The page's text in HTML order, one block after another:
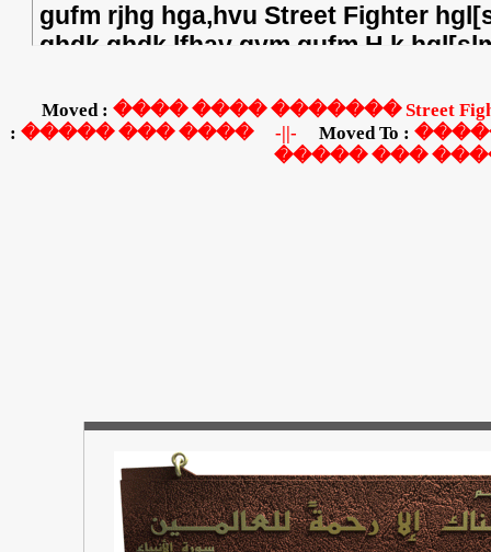
gufm rjhg hga,hvu Street Fighter
ghdk ghdk lfhav gym gufm H,k
Moved : ���� ���� ������� Street
����� ��� ����
-||- Moved To :
���� ���